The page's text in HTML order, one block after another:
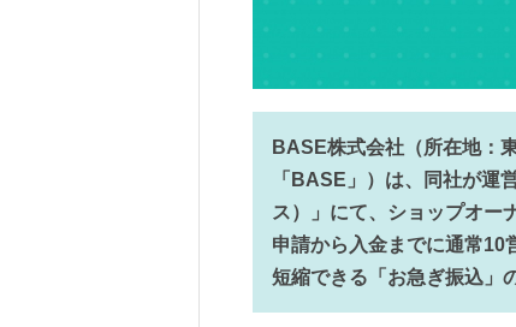
BASE株式会社（所在地：
「BASE」）は、同社が運
ス）」にて、ショップオー
申請から入金までに通常10
短縮できる「お急ぎ振込」